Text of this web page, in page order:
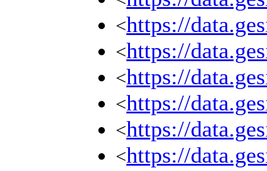
<https://
<https://
<https://
<https://
<https://
<https://